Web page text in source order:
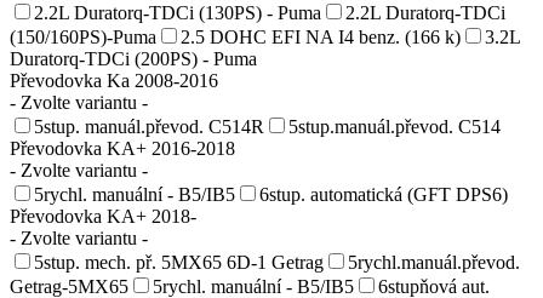
2.2L Duratorq-TDCi (130PS) - Puma
2.2L Duratorq-TDCi
(150/160PS)-Puma
2.5 DOHC EFI NA I4 benz. (166 k)
3.2L
Duratorq-TDCi (200PS) - Puma
Převodovka Ka 2008-2016
- Zvolte variantu -
5stup. manuál.převod. C514R
5stup.manuál.převod. C514
Převodovka KA+ 2016-2018
- Zvolte variantu -
5rychl. manuální - B5/IB5
6stup. automatická (GFT DPS6)
Převodovka KA+ 2018-
- Zvolte variantu -
5stup. mech. př. 5MX65 6D-1 Getrag
5rychl.manuál.převod.
Getrag-5MX65
5rychl. manuální - B5/IB5
6stupňová aut.